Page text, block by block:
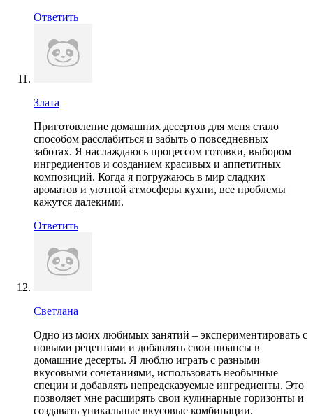
Ответить
Злата
Приготовление домашних десертов для меня стало
способом расслабиться и забыть о повседневных
заботах. Я наслаждаюсь процессом готовки, выбором
ингредиентов и созданием красивых и аппетитных
композиций. Когда я погружаюсь в мир сладких
ароматов и уютной атмосферы кухни, все проблемы
кажутся далекими.
Ответить
Светлана
Одно из моих любимых занятий – экспериментировать с
новыми рецептами и добавлять свои нюансы в
домашние десерты. Я люблю играть с разными
вкусовыми сочетаниями, использовать необычные
специи и добавлять непредсказуемые ингредиенты. Это
позволяет мне расширять свои кулинарные горизонты и
создавать уникальные вкусовые комбинации.